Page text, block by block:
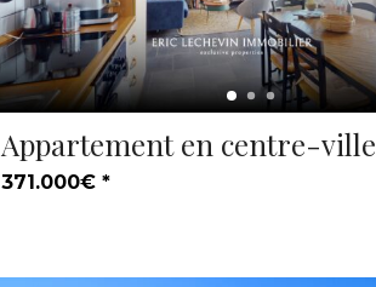
Appartement en centre-ville
371.000€ *